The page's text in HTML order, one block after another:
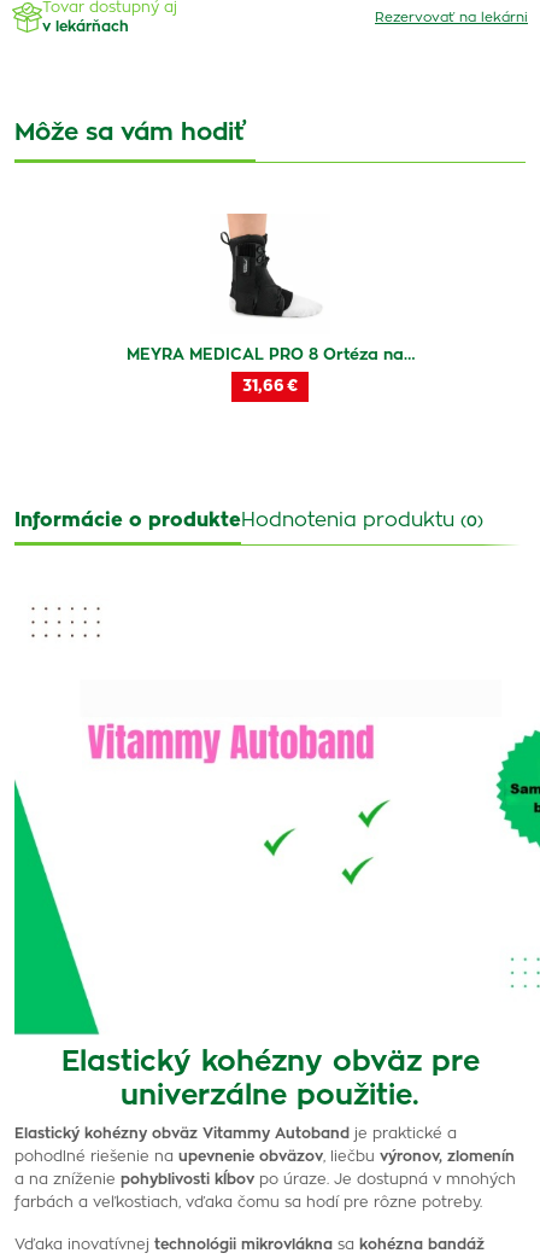
Tovar dostupný aj
v lekárňach
Rezervovať na lekárni
Môže sa vám hodiť
MEYRA MEDICAL PRO 8 Ortéza na…
31,66 €
Informácie o produkteHodnotenia produktu (0)
Elastický kohézny obväz pre
univerzálne použitie.
Elastický kohézny obväz Vitammy Autoband je praktické a
pohodlné riešenie na upevnenie obväzov , liečbu výronov, zlomenín
a na zníženie pohyblivosti kĺbov po úraze. Je dostupná v mnohých
farbách a veľkostiach, vďaka čomu sa hodí pre rôzne potreby.
Vďaka inovatívnej technológii mikrovlákna sa kohézna bandáž